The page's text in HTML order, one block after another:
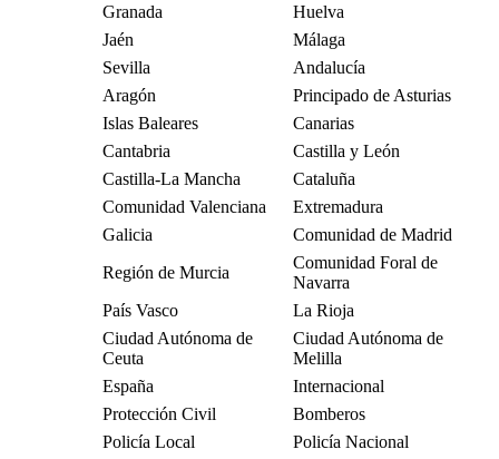
Granada
Huelva
Jaén
Málaga
Sevilla
Andalucía
Aragón
Principado de Asturias
Islas Baleares
Canarias
Cantabria
Castilla y León
Castilla-La Mancha
Cataluña
Comunidad Valenciana
Extremadura
Galicia
Comunidad de Madrid
Región de Murcia
Comunidad Foral de
Navarra
País Vasco
La Rioja
Ciudad Autónoma de
Ceuta
Ciudad Autónoma de
Melilla
España
Internacional
Protección Civil
Bomberos
Policía Local
Policía Nacional